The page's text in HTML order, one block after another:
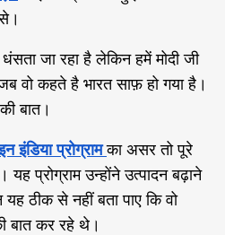
जा रहा है लेकिन हमें मोदी जी
वो कहते है भारत साफ़ हो गया है।
बात।
इंडिया प्रोग्रामका असर तो पूरे
प्रोग्राम उन्होंने उत्पादन बढ़ाने
ठीक से नहीं बता पाए कि वो
बात कर रहे थे।